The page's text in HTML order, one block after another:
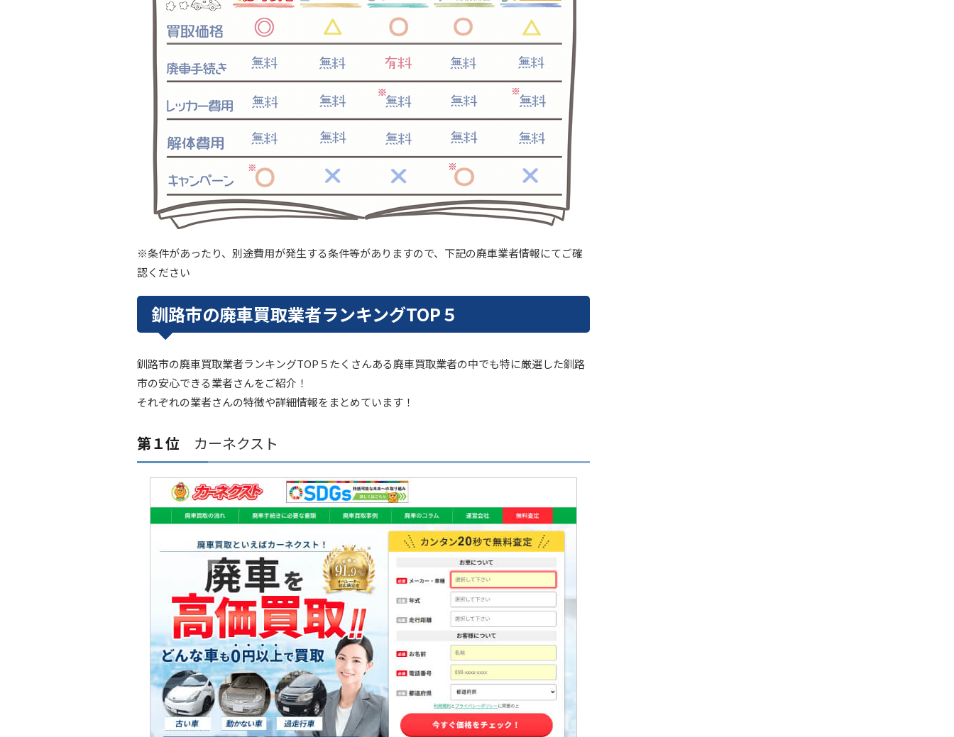
※条件があったり、別途費用が発生する条件等がありますので、下記の廃車業者情報にてご確
認ください
釧路市の廃車買取業者ランキングTOP５
釧路市の廃車買取業者ランキングTOP５たくさんある廃車買取業者の中でも特に厳選した釧路
市の安心できる業者さんをご紹介！
それぞれの業者さんの特徴や詳細情報をまとめています！
第１位 カーネクスト